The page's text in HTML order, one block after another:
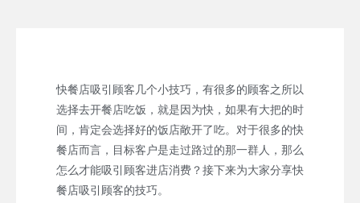
快餐店吸引顾客几个小技巧，有很多的顾客之所以
选择去开餐店吃饭，就是因为快，如果有大把的时
间，肯定会选择好的饭店敞开了吃。对于很多的快
餐店而言，目标客户是走过路过的那一群人，那么
怎么才能吸引顾客进店消费？接下来为大家分享快
餐店吸引顾客的技巧。